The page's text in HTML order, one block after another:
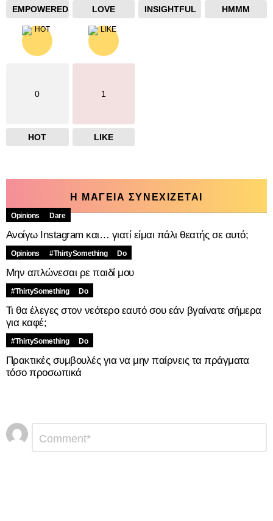
EMPOWERED LOVE INSIGHTFUL HMMM
0
HOT
1
LIKE
Η ΜΑΓΕΙΑ ΣΥΝΕΧΙΖΕΤΑΙ
Opinions Dare
Ανοίγω Instagram και… γιατί είμαι πάλι θεατής σε αυτό;
Opinions #ThirtySomething Do
Μην απλώνεσαι ρε παιδί μου
#ThirtySomething Do
Τι θα έλεγες στον νεότερο εαυτό σου εάν βγαίνατε σήμερα
για καφέ;
#ThirtySomething Do
Πρακτικές συμβουλές για να μην παίρνεις τα πράγματα
τόσο προσωπικά
Αφήστε
μια
απάντηση